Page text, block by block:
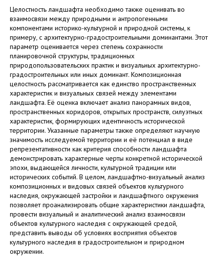
Целостность ландшафта необходимо также оценивать во
взаимосвязи между природными и антропогенными
компонентами историко-культурной и природной системы, к
примеру, с архитектурно-градостроительными доминантами. Этот
параметр оценивается через степень сохранности
планировочной структуры, традиционных
природопользовательских практик и визуальных архитектурно-
градостроительных или иных доминант. Композиционная
целостность рассматривается как единство пространственных
характеристик и визуальных связей между элементами
ландшафта. Её оценка включает анализ панорамных видов,
пространственных коридоров, открытых пространств, силуэтных
характеристик, формирующих идентичность исторической
территории. Указанные параметры также определяют научную
значимость исследуемой территории и её потенциал в виде
репрезентативности как критерия способности ландшафта
демонстрировать характерные черты конкретной исторической
эпохи, выдающейся личности, культурной традиции или
исторических событий. В целом, ландшафтно-визуальный анализ
композиционных и видовых связей объектов культурного
наследия, окружающей застройки и ландшафтного окружения
позволяет проанализировать общие характеристики ландшафта,
провести визуальный и аналитический анализ взаимосвязи
объектов культурного наследия с окружающей средой,
представить выводы об условиях восприятия объектов
культурного наследия в градостроительном и природном
окружении.